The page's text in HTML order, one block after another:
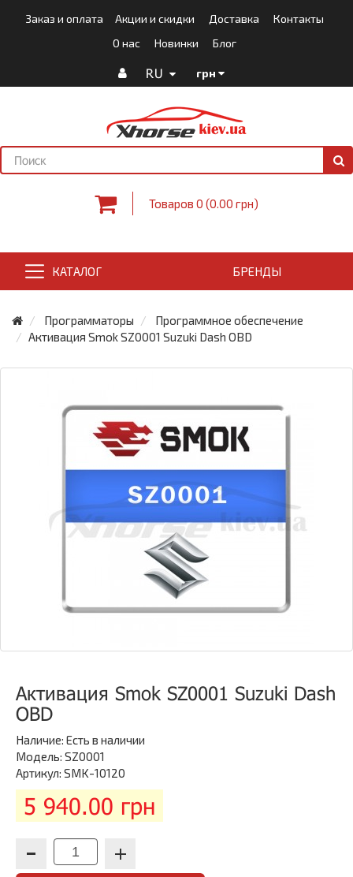
Заказ и оплата Акции и скидки Доставка
Контакты
О нас
Новинки Блог
RU грн
Товаров 0 (0.00 грн)
КАТАЛОГ БРЕНДЫ
Программаторы
Программное обеспечение
Активация Smok SZ0001 Suzuki Dash OBD
Активация Smok SZ0001 Suzuki Dash
OBD
Наличие: Есть в наличии
Модель: SZ0001
Артикул: SMK-10120
5 940.00 грн